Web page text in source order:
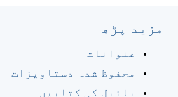
مزید پڑھ
عنوانات
محفوظ شدہ دستاویزات
بائبل کی کتابیں